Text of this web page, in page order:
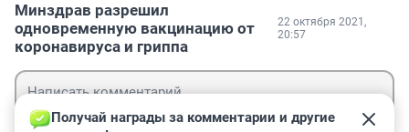
Минздрав разрешил
одновременную вакцинацию от
коронавируса и гриппа
22 октября 2021,
20:57
Получай награды за комментарии и другие